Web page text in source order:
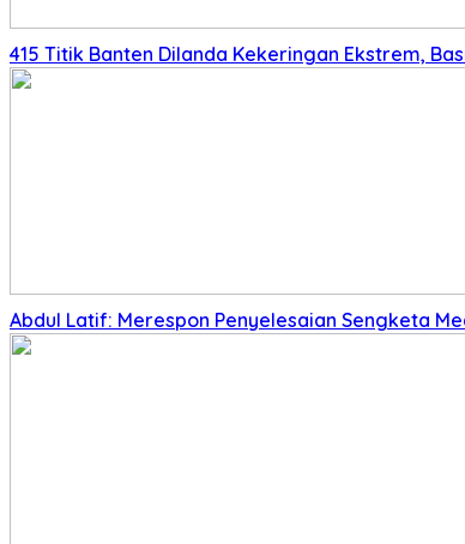
415 Titik Banten Dilanda Kekeringan Ekstrem,
Abdul Latif: Merespon Penyelesaian Sengketa